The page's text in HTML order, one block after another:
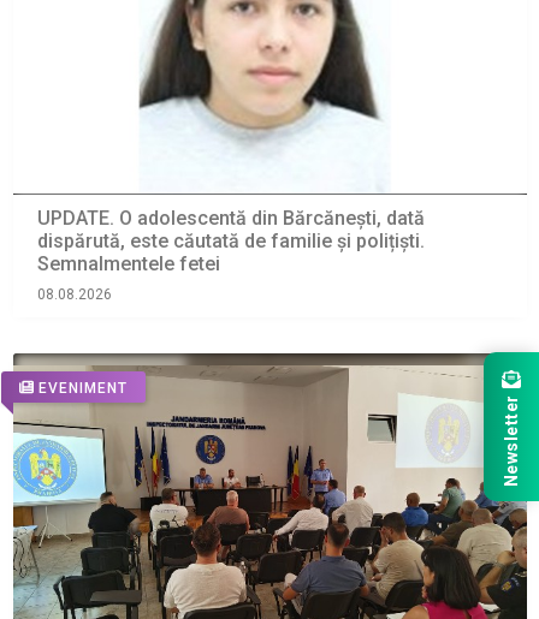
UPDATE. O adolescentă din Bărcănești, dată
dispărută, este căutată de familie și polițiști.
Semnalmentele fetei
08.08.2026
EVENIMENT
Newsletter